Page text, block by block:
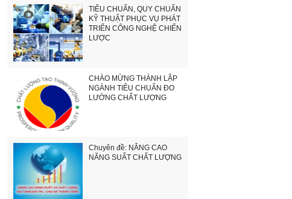
TIÊU CHUẨN, QUY CHUẨN
KỸ THUẬT PHỤC VỤ PHÁT
TRIỂN CÔNG NGHỆ CHIẾN
LƯỢC
CHÀO MỪNG THÀNH LẬP
NGÀNH TIÊU CHUẨN ĐO
LƯỜNG CHẤT LƯỢNG
Chuyên đề: NÂNG CAO
NĂNG SUẤT CHẤT LƯỢNG